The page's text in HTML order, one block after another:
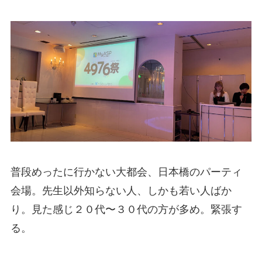
普段めったに行かない大都会、日本橋のパーティ
会場。先生以外知らない人、しかも若い人ばか
り。見た感じ２０代〜３０代の方が多め。緊張す
る。